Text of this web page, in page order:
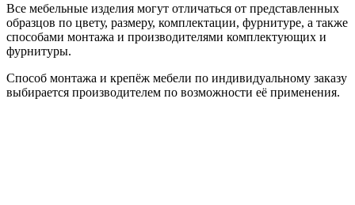
Все мебельные изделия могут отличаться от представленных
образцов по цвету, размеру, комплектации, фурнитуре, а также
способами монтажа и производителями комплектующих и
фурнитуры.
Способ монтажа и крепёж мебели по индивидуальному заказу
выбирается производителем по возможности её применения.